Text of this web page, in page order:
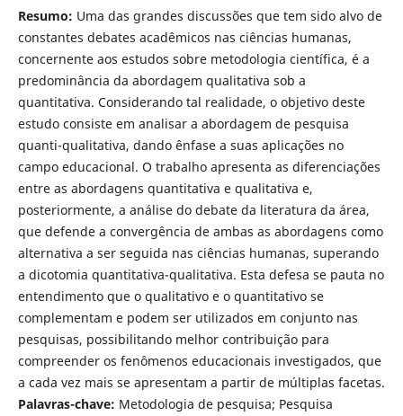
Resumo: Uma das grandes discussões que tem sido alvo de
constantes debates acadêmicos nas ciências humanas,
concernente aos estudos sobre metodologia científica, é a
predominância da abordagem qualitativa sob a
quantitativa. Considerando tal realidade, o objetivo deste
estudo consiste em analisar a abordagem de pesquisa
quanti-qualitativa, dando ênfase a suas aplicações no
campo educacional. O trabalho apresenta as diferenciações
entre as abordagens quantitativa e qualitativa e,
posteriormente, a análise do debate da literatura da área,
que defende a convergência de ambas as abordagens como
alternativa a ser seguida nas ciências humanas, superando
a dicotomia quantitativa-qualitativa. Esta defesa se pauta no
entendimento que o qualitativo e o quantitativo se
complementam e podem ser utilizados em conjunto nas
pesquisas, possibilitando melhor contribuição para
compreender os fenômenos educacionais investigados, que
a cada vez mais se apresentam a partir de múltiplas facetas.
Palavras-chave: Metodologia de pesquisa; Pesquisa